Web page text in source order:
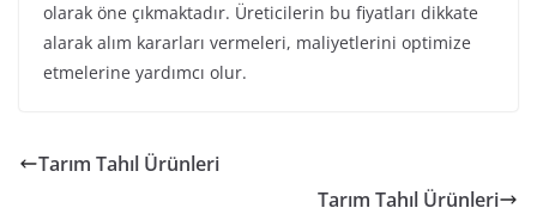
olarak öne çıkmaktadır. Üreticilerin bu fiyatları dikkate
alarak alım kararları vermeleri, maliyetlerini optimize
etmelerine yardımcı olur.
Tarım Tahıl Ürünleri
Tarım Tahıl Ürünleri